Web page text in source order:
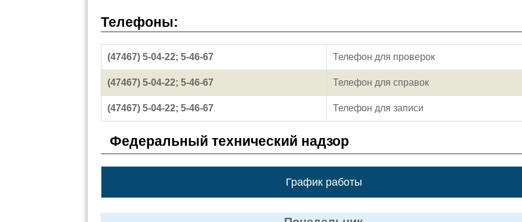
Телефоны:
(47467) 5-04-22; 5-46-67 Телефон для проверок
(47467) 5-04-22; 5-46-67 Телефон для справок
(47467) 5-04-22; 5-46-67 Телефон для записи
Федеральный технический надзор
График работы